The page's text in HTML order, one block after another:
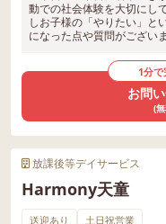
動での社会体験を大切にし
しお子様の「やりたい」と
になった点や質問がござい
1分で
お問
(
放課後等デイサービス
Harmony天童
送迎あり 土日祝営業